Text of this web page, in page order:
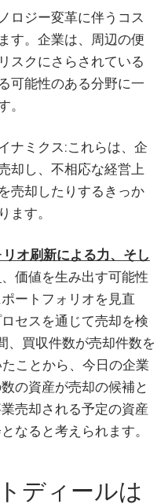
ロジー変革に伴うコス
す。企業は、周辺の便
スクにさらされている
可能性のある分野に一
。
ナミクス:これらは、企
却し、不相応な経営上
売却したりするきっか
ます。
オ刷新による力、そし
、価値を生み出す可能性
ートフォリオを見直
セスを通じて売却を検
、買収件数が売却件数を
ことから、今日の企業
の資産が売却の候補と
売却される予定の資産
なると考えられます。
ディールは